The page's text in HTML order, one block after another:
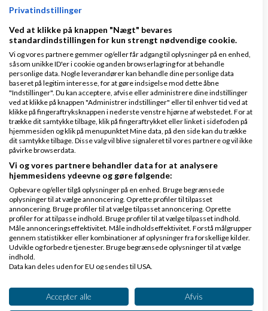
mail?
Ja det tror jeg han kan!
/Brian
Privatindstillinger
Ved at klikke på knappen "Nægt" bevares
standardindstillingen for kun strengt nødvendige cookie.
Vi og vores partnere gemmer og/eller får adgang til oplysninger på en enhed,
såsom unikke ID'er i cookie og anden browserlagring for at behandle
personlige data. Nogle leverandører kan behandle dine personlige data
baseret på legitim interesse, for at gøre indsigelse mod dette åbne
"Indstillinger". Du kan acceptere, afvise eller administrere dine indstillinger
ved at klikke på knappen "Administrer indstillinger" eller til enhver tid ved at
klikke på fingeraftryksknappen i nederste venstre hjørne af webstedet. For at
trække dit samtykke tilbage, klik på fingeraftrykket eller linket i sidefoden på
hjemmesiden og klik på menupunktet Mine data, på den side kan du trække
dit samtykke tilbage. Disse valg vil blive signaleret til vores partnere og vil ikke
påvirke browserdata.
Vi og vores partnere behandler data for at analysere
hjemmesidens ydeevne og gøre følgende:
Opbevare og/eller tilgå oplysninger på en enhed. Bruge begrænsede
oplysninger til at vælge annoncering. Oprette profiler til tilpasset
annoncering. Bruge profiler til at vælge tilpasset annoncering. Oprette
profiler for at tilpasse indhold. Bruge profiler til at vælge tilpasset indhold.
Måle annonceringseffektivitet. Måle indholdseffektivitet. Forstå målgrupper
gennem statistikker eller kombinationer af oplysninger fra forskellige kilder.
Udvikle og forbedre tjenester. Bruge begrænsede oplysninger til at vælge
indhold.
Data kan deles uden for EU og sendes til USA.
Se partnerliste (2 IAB-leverandører)
Accepter alle Afvis